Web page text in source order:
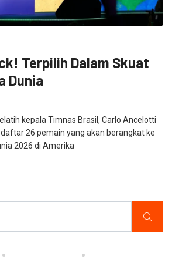
Terpilih Dalam Skuat
Dunia
kepala Timnas Brasil, Carlo Ancelotti
26 pemain yang akan berangkat ke
2026 di Amerika